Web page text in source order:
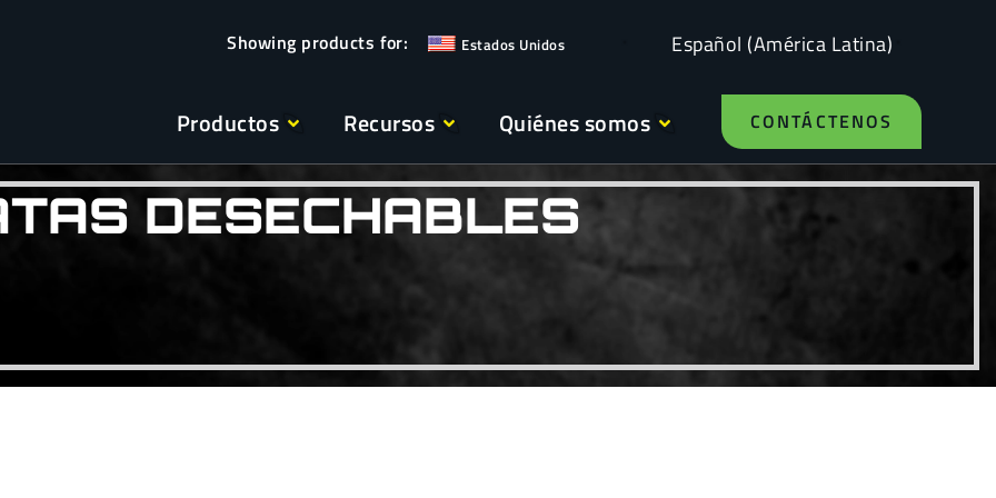
Estados Unidos Español (América Latina)
Productos Recursos Quiénes somos CONTÁCTENOS
DESECHABLES